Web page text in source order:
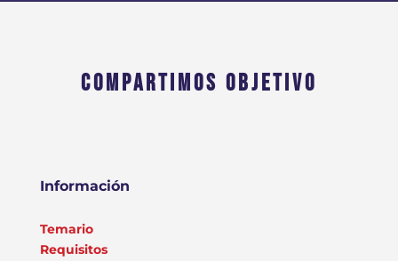
COMPARTIMOS OBJETIVO
Información
Temario
Requisitos